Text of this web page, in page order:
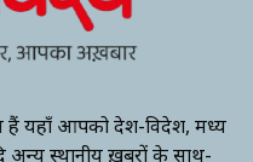
हैं यहाँ आपको देश-विदेश, मध्य
अन्य स्थानीय ख़बरों के साथ-